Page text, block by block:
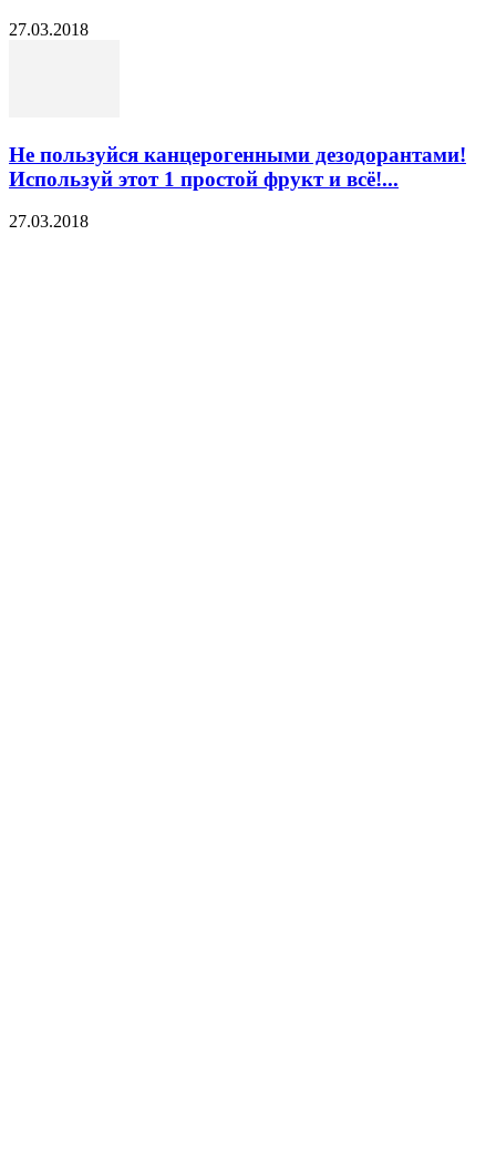
27.03.2018
Не пользуйся канцерогенными дезодорантами!
Используй этот 1 простой фрукт и всё!...
27.03.2018